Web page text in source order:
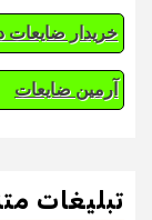
خریدار ضایعات
آرمین ضایعات
تبلیغات